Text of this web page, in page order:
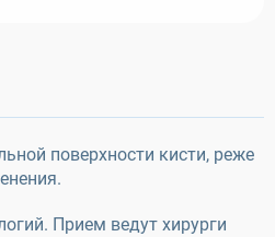
поверхности кисти, реже
Прием ведут хирурги